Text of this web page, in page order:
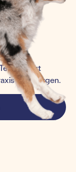
jetzt
von morgen.